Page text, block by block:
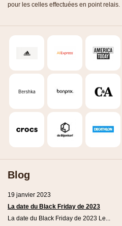
pour les celles effectuées en point relais.
Blog
19 janvier 2023
La date du Black Friday de 2023
La date du Black Friday de 2023 Le...